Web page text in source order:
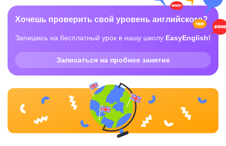
Хочешь проверить свой уровень английского?
Запишись на бесплатный урок в нашу школу EasyEnglish!
Записаться на пробное занятие